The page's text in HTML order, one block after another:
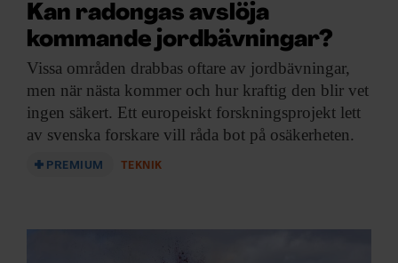
Kan radongas avslöja
kommande jordbävningar?
Vissa områden drabbas oftare av jordbävningar,
men när nästa kommer och hur kraftig den blir vet
ingen säkert. Ett europeiskt forskningsprojekt lett
av svenska forskare vill råda bot på osäkerheten.
PREMIUM TEKNIK